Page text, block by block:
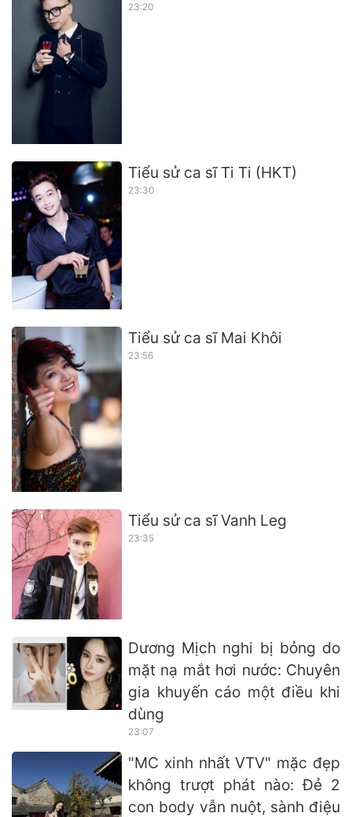
23:20
Tiểu sử ca sĩ Ti Ti (HKT)
23:30
Tiểu sử ca sĩ Mai Khôi
23:56
Tiểu sử ca sĩ Vanh Leg
23:35
Dương Mịch nghi bị bỏng do
mặt nạ mắt hơi nước: Chuyên
gia khuyến cáo một điều khi
dùng
23:07
"MC xinh nhất VTV" mặc đẹp
không trượt phát nào: Đẻ 2
con body vẫn nuột, sành điệu